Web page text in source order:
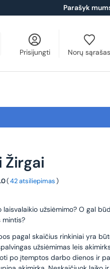
Parašyk
Prisijungti Norų sąrašas
Žirgai
(42 atsiliepimas)
laisvalaikio užsiėmimo? O gal
mintis?
pagal skaičius rinkiniai yra
užsiėmimas leis
po įtemptos darbo dienos ir